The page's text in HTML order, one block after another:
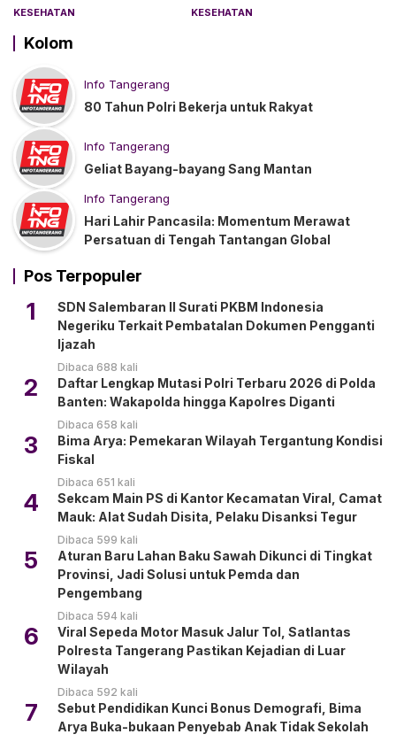
Kebocoran Usus
KESEHATAN
“Angin Duduk”
KESEHATAN
Kolom
Info Tangerang
80 Tahun Polri Bekerja untuk Rakyat
Info Tangerang
Geliat Bayang-bayang Sang Mantan
Info Tangerang
Hari Lahir Pancasila: Momentum Merawat
Persatuan di Tengah Tantangan Global
Pos Terpopuler
1
SDN Salembaran II Surati PKBM Indonesia
Negeriku Terkait Pembatalan Dokumen Pengganti
Ijazah
Dibaca 688 kali
2
Daftar Lengkap Mutasi Polri Terbaru 2026 di Polda
Banten: Wakapolda hingga Kapolres Diganti
Dibaca 658 kali
3
Bima Arya: Pemekaran Wilayah Tergantung Kondisi
Fiskal
Dibaca 651 kali
4
Sekcam Main PS di Kantor Kecamatan Viral, Camat
Mauk: Alat Sudah Disita, Pelaku Disanksi Tegur
Dibaca 599 kali
5
Aturan Baru Lahan Baku Sawah Dikunci di Tingkat
Provinsi, Jadi Solusi untuk Pemda dan
Pengembang
Dibaca 594 kali
6
Viral Sepeda Motor Masuk Jalur Tol, Satlantas
Polresta Tangerang Pastikan Kejadian di Luar
Wilayah
Dibaca 592 kali
7
Sebut Pendidikan Kunci Bonus Demografi, Bima
Arya Buka-bukaan Penyebab Anak Tidak Sekolah